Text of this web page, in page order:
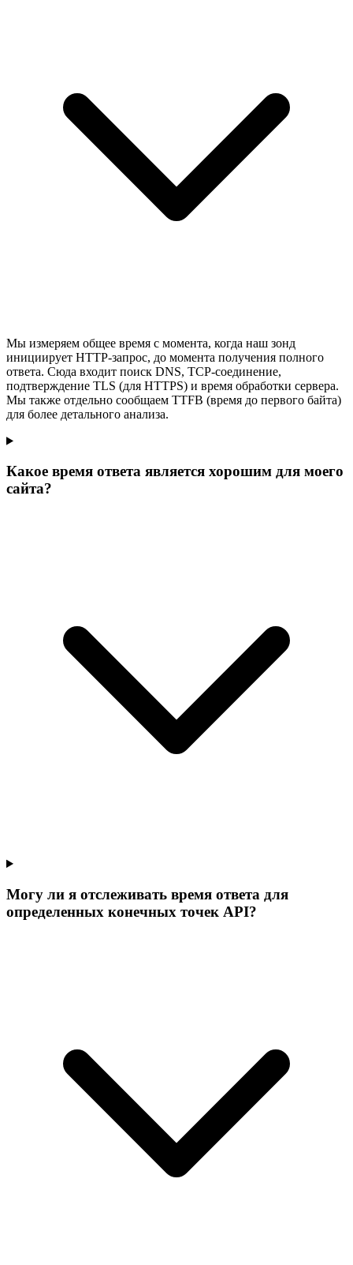
Мы измеряем общее время с момента, когда наш зонд
инициирует HTTP-запрос, до момента получения полного
ответа. Сюда входит поиск DNS, TCP-соединение,
подтверждение TLS (для HTTPS) и время обработки сервера.
Мы также отдельно сообщаем TTFB (время до первого байта)
для более детального анализа.
Какое время ответа является хорошим для моего
сайта?
Могу ли я отслеживать время ответа для
определенных конечных точек API?